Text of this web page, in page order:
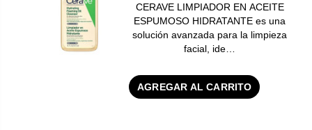
CERAVE LIMPIADOR EN ACEITE
ESPUMOSO HIDRATANTE es una
solución avanzada para la limpieza
facial, ide…
AGREGAR AL CARRITO